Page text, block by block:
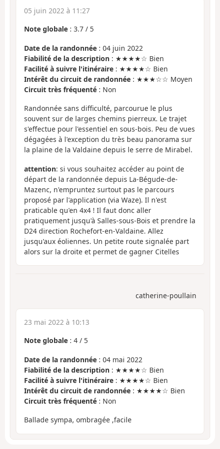
05 juin 2022 à 11:27
Note globale : 3.7 / 5
Date de la randonnée : 04 juin 2022
Fiabilité de la description : ★★★★☆ Bien
Facilité à suivre l'itinéraire : ★★★★☆ Bien
Intérêt du circuit de randonnée : ★★★☆☆ Moyen
Circuit très fréquenté : Non
Randonnée sans difficulté, parcourue le plus
souvent sur de larges chemins pierreux. Le trajet
s'effectue pour l'essentiel en sous-bois. Peu de vues
dégagées à l'exception du très beau panorama sur
la plaine de la Valdaine depuis le serre de Mirabel.
attention: si vous souhaitez accéder au point de
départ de la randonnée depuis La-Bégude-de-
Mazenc, n'empruntez surtout pas le parcours
proposé par l'application (via Waze). Il n'est
praticable qu'en 4x4 ! Il faut donc aller
pratiquement jusqu'à Salles-sous-Bois et prendre la
D24 direction Rochefort-en-Valdaine. Allez
jusqu'aux éoliennes. Un petite route signalée part
alors sur la droite et permet de gagner Citelles
catherine-poullain
23 mai 2022 à 10:13
Note globale : 4 / 5
Date de la randonnée : 04 mai 2022
Fiabilité de la description : ★★★★☆ Bien
Facilité à suivre l'itinéraire : ★★★★☆ Bien
Intérêt du circuit de randonnée : ★★★★☆ Bien
Circuit très fréquenté : Non
Ballade sympa, ombragée ,facile